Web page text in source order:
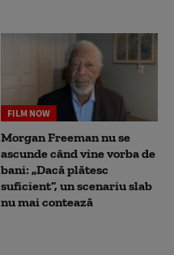
FILM NOW
Morgan Freeman nu se
ascunde când vine vorba de
bani: „Dacă plătesc
suficient”, un scenariu slab
nu mai contează